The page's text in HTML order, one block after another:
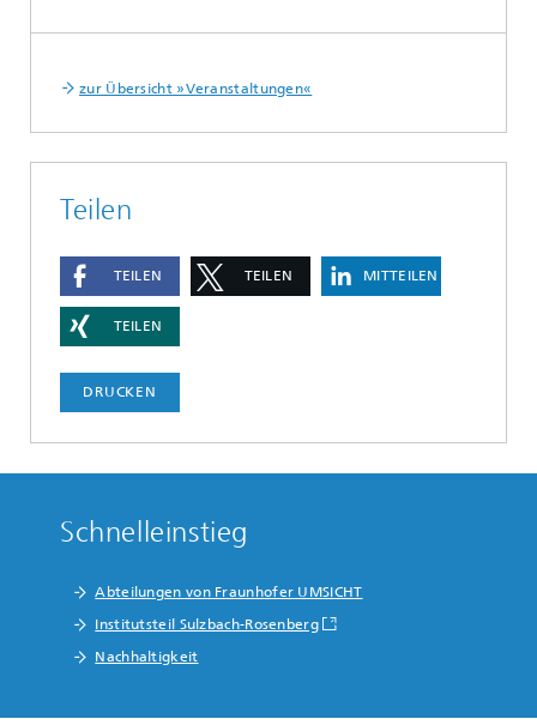
zur Übersicht »Veranstaltungen«
Teilen
TEILEN TEILEN MITTEILEN
TEILEN
DRUCKEN
Schnelleinstieg
Abteilungen von Fraunhofer UMSICHT
Institutsteil Sulzbach-Rosenberg
Nachhaltigkeit